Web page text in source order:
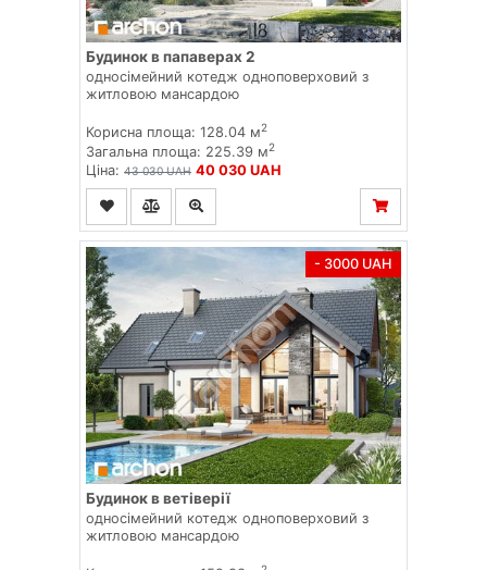
Будинок в папаверах 2
односімейний котедж одноповерховий з
житловою мансардою
Корисна площа: 128.04 м2
Загальна площа: 225.39 м2
Ціна: 43 030 UAH 40 030 UAH
- 3000 UAH
Будинок в ветіверії
односімейний котедж одноповерховий з
житловою мансардою